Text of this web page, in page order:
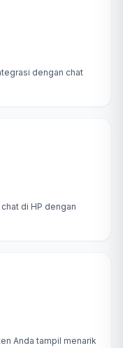
dengan chat
di HP dengan
Anda tampil menarik